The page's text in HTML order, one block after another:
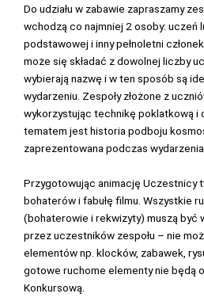
Do udziału w zabawie zapraszamy
wchodzą co najmniej 2 osoby: uczeń
podstawowej i inny pełnoletni
może się składać z dowolnej liczby
wybierają nazwę i w ten sposób są
wydarzeniu. Zespoły złożone z
wykorzystując technikę poklatkową i
tematem jest historia podboju
zaprezentowana podczas wydarzenia
Przygotowując animację Uczestnicy
bohaterów i fabułę filmu. Wszystkie
(bohaterowie i rekwizyty) muszą być
przez uczestników zespołu – nie
elementów np. klocków, zabawek,
gotowe ruchome elementy nie będą
Konkursową.